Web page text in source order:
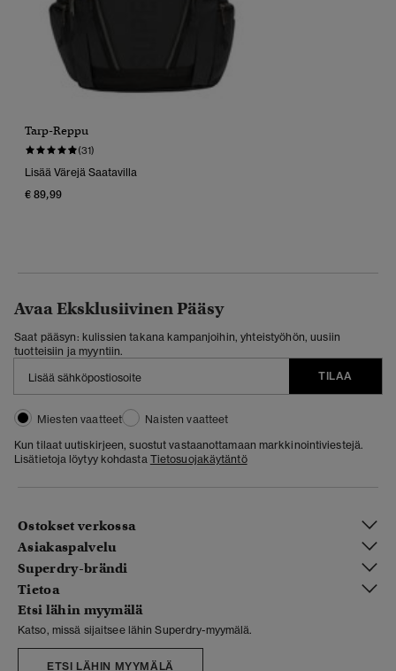
Tarp-Reppu
(31)
Lisää Värejä Saatavilla
€ 89,99
Avaa Eksklusiivinen Pääsy
Saat pääsyn: kulissien takana kampanjoihin, yhteistyöhön, uusiin
tuotteisiin ja myyntiin.
TILAA
Miesten vaatteet
Naisten vaatteet
Kun tilaat uutiskirjeen, suostut vastaanottamaan markkinointiviestejä.
Lisätietoja löytyy kohdasta Tietosuojakäytäntö
Ostokset verkossa
Asiakaspalvelu
Superdry-brändi
Tietoa
Etsi lähin myymälä
Katso, missä sijaitsee lähin Superdry-myymälä.
ETSI LÄHIN MYYMÄLÄ